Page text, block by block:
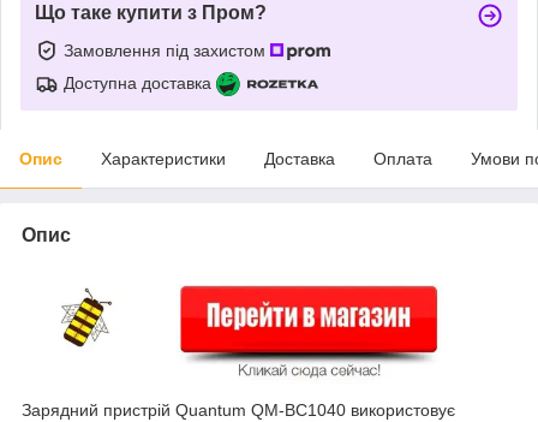
Що таке купити з Пром?
Замовлення під захистом
Доступна доставка
Опис Характеристики Доставка Оплата Умови
Опис
Зарядний пристрій Quantum QM-BC1040 використовує